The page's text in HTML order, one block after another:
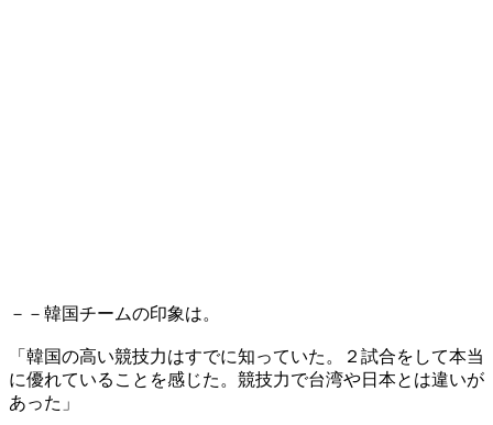
－－韓国チームの印象は。
「韓国の高い競技力はすでに知っていた。２試合をして本当
に優れていることを感じた。競技力で台湾や日本とは違いが
あった」